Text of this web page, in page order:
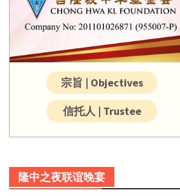
宗旨 | Objectives
信托人 | Trustee
隆中之夜联谊晚宴